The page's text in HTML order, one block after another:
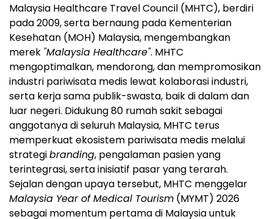
Malaysia Healthcare Travel Council (MHTC), berdiri
pada 2009, serta bernaung pada Kementerian
Kesehatan (MOH) Malaysia, mengembangkan
merek "Malaysia Healthcare". MHTC
mengoptimalkan, mendorong, dan mempromosikan
industri pariwisata medis lewat kolaborasi industri,
serta kerja sama publik-swasta, baik di dalam dan
luar negeri. Didukung 80 rumah sakit sebagai
anggotanya di seluruh Malaysia, MHTC terus
memperkuat ekosistem pariwisata medis melalui
strategibranding, pengalaman pasien yang
terintegrasi, serta inisiatif pasar yang terarah.
Sejalan dengan upaya tersebut, MHTC menggelar
Malaysia Year of Medical Tourism (MYMT) 2026
sebagai momentum pertama di Malaysia untuk